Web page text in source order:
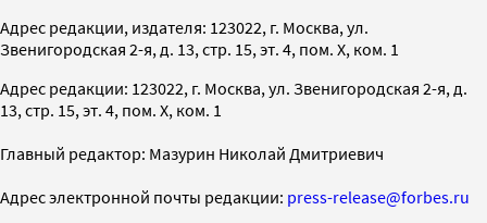
Адрес редакции, издателя: 123022, г. Москва, ул.
Звенигородская 2-я, д. 13, стр. 15, эт. 4, пом. X, ком. 1
Адрес редакции: 123022, г. Москва, ул. Звенигородская 2-я, д.
13, стр. 15, эт. 4, пом. X, ком. 1
Главный редактор: Мазурин Николай Дмитриевич
Адрес электронной почты редакции: press-release@forbes.ru